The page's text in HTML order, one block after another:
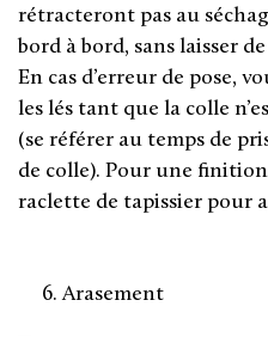
rétracteront pas au
bord à bord, sans laisser
En cas d’erreur de pose,
les lés tant que la colle
(se référer au temps de
de colle). Pour une
raclette de tapissier pour
6. Arasement